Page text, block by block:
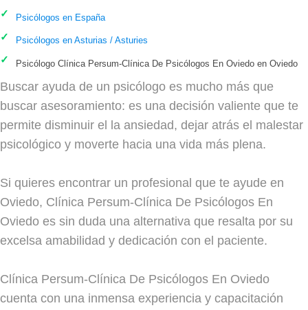
Psicólogos en España
Psicólogos en Asturias / Asturies
Psicólogo Clínica Persum-Clínica De Psicólogos En Oviedo en Oviedo
Buscar ayuda de un psicólogo es mucho más que
buscar asesoramiento: es una decisión valiente que te
permite disminuir el la ansiedad, dejar atrás el malestar
psicológico y moverte hacia una vida más plena.
Si quieres encontrar un profesional que te ayude en
Oviedo, Clínica Persum-Clínica De Psicólogos En
Oviedo es sin duda una alternativa que resalta por su
excelsa amabilidad y dedicación con el paciente.
Clínica Persum-Clínica De Psicólogos En Oviedo
cuenta con una inmensa experiencia y capacitación